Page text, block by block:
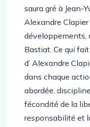
saura gré à Jean-
Alexandre
développements,
Bastiat. Ce qui
d’ Alexandre
dans chaque
abordée,
fécondité de la
responsabilité et